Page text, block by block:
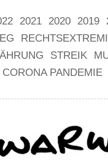
2021 2020 2019
STREIK
CORONA PANDEMIE